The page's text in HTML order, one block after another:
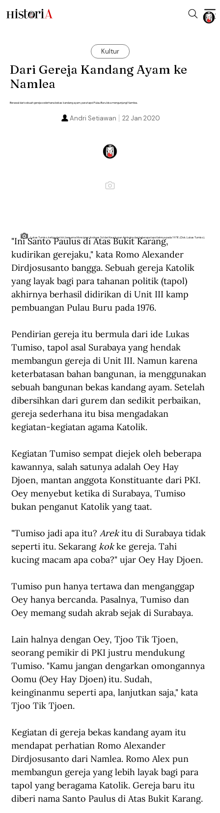
Kultur
Dari Gereja Kandang Ayam ke
Namlea
Berawal dari sebuah gereja sederhana bekas kandang ayam, para tapol Pulau Buru bisa mengunjungi Namlea.
22 Jan 2020
Andri Setiawan
Lukas Tumiso, ketiga dari kiri, bersama Monsignor Andreas Sol dari Keuskupan Amboina dan beberapa tapol lainnya pada 1978. (Dok. Lukas Tumiso).
"Ini Santo Paulus di Atas Bukit Karang,
kudirikan gerejaku," kata Romo Alexander
Dirdjosusanto bangga. Sebuah gereja Katolik
yang layak bagi para tahanan politik (tapol)
akhirnya berhasil didirikan di Unit III kamp
pembuangan Pulau Buru pada 1976.
Pendirian gereja itu bermula dari ide Lukas
Tumiso, tapol asal Surabaya yang hendak
membangun gereja di Unit III. Namun karena
keterbatasan bahan bangunan, ia menggunakan
sebuah bangunan bekas kandang ayam. Setelah
dibersihkan dari gurem dan sedikit perbaikan,
gereja sederhana itu bisa mengadakan
kegiatan-kegiatan agama Katolik.
Kegiatan Tumiso sempat diejek oleh beberapa
kawannya, salah satunya adalah Oey Hay
Djoen, mantan anggota Konstituante dari PKI.
Oey menyebut ketika di Surabaya, Tumiso
bukan penganut Katolik yang taat.
"Tumiso jadi apa itu? Arek itu di Surabaya tidak
seperti itu. Sekarang kok ke gereja. Tahi
kucing macam apa coba?" ujar Oey Hay Djoen.
Tumiso pun hanya tertawa dan menganggap
Oey hanya bercanda. Pasalnya, Tumiso dan
Oey memang sudah akrab sejak di Surabaya.
Lain halnya dengan Oey, Tjoo Tik Tjoen,
seorang pemikir di PKI justru mendukung
Tumiso. "Kamu jangan dengarkan omongannya
Oomu (Oey Hay Djoen) itu. Sudah,
keinginanmu seperti apa, lanjutkan saja," kata
Tjoo Tik Tjoen.
Kegiatan di gereja bekas kandang ayam itu
mendapat perhatian Romo Alexander
Dirdjosusanto dari Namlea. Romo Alex pun
membangun gereja yang lebih layak bagi para
tapol yang beragama Katolik. Gereja baru itu
diberi nama Santo Paulus di Atas Bukit Karang.